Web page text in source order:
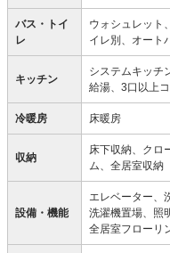
バス・トイ
レ
ウォシュレット
イレ別、オート
キッチン
システムキッチ
給湯、3口以上
冷暖房 床暖房
収納
床下収納、クロ
ム、全居室収納
設備・機能
エレベーター、
洗濯機置場、照
全居室フローリ